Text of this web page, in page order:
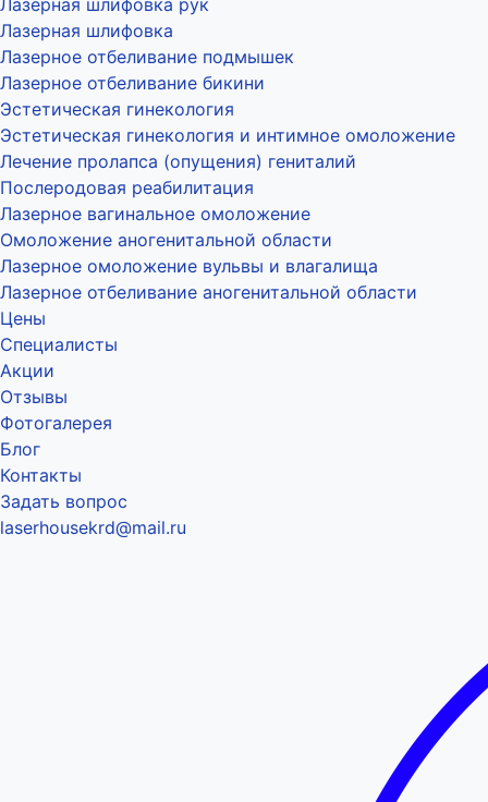
Лазерная шлифовка рук
Лазерная шлифовка
Лазерное отбеливание подмышек
Лазерное отбеливание бикини
Эстетическая гинекология
Эстетическая гинекология и интимное омоложение
Лечение пролапса (опущения) гениталий
Послеродовая реабилитация
Лазерное вагинальное омоложение
Омоложение аногенитальной области
Лазерное омоложение вульвы и влагалища
Лазерное отбеливание аногенитальной области
Цены
Специалисты
Акции
Отзывы
Фотогалерея
Блог
Контакты
Задать вопрос
laserhousekrd@mail.ru